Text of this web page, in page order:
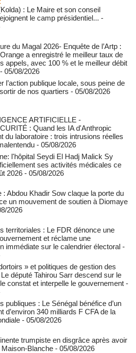
: Le Maire et son conseil
le camp présidentiel... -
du Magal 2026- Enquête de l’Artp :
Orange a enregistré le meilleur taux de
appels, avec 100 % et le meilleur débit
- 05/08/2026
l’action publique locale, sous peine de
de nos quartiers - 05/08/2026
ARTIFICIELLE -
: Quand les IA d'Anthropic
du laboratoire : trois intrusions réelles
- 05/08/2026
l'hôpital Seydi El Hadj Malick Sy
ses activités médicales ce
2026 - 05/08/2026
: Abdou Khadir Sow claque la porte du
un mouvement de soutien à Diomaye
2026
territoriales : Le FDR dénonce une
et réclame une
immédiate sur le calendrier électoral -
» et politiques de gestion des
député Tahirou Sarr descend sur le
constat et interpelle le gouvernement -
publiques : Le Sénégal bénéfice d’un
d’environ 340 milliards F CFA de la
- 05/08/2026
trumpiste en disgrâce après avoir
Blanche - 05/08/2026